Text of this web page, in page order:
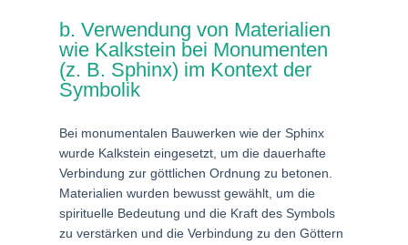
b. Verwendung von Materialien
wie Kalkstein bei Monumenten
(z. B. Sphinx) im Kontext der
Symbolik
Bei monumentalen Bauwerken wie der Sphinx
wurde Kalkstein eingesetzt, um die dauerhafte
Verbindung zur göttlichen Ordnung zu betonen.
Materialien wurden bewusst gewählt, um die
spirituelle Bedeutung und die Kraft des Symbols
zu verstärken und die Verbindung zu den Göttern